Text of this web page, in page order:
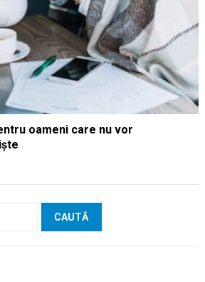
oameni care nu vor